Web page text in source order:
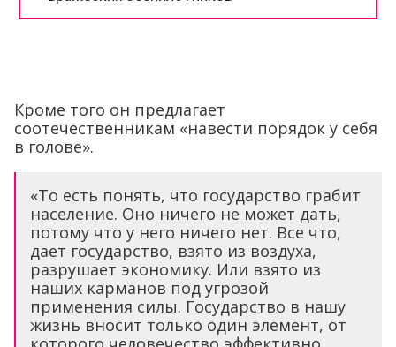
Кроме того он предлагает
соотечественникам «навести порядок у себя
в голове».
«То есть понять, что государство грабит
население. Оно ничего не может дать,
потому что у него ничего нет. Все что,
дает государство, взято из воздуха,
разрушает экономику. Или взято из
наших карманов под угрозой
применения силы. Государство в нашу
жизнь вносит только один элемент, от